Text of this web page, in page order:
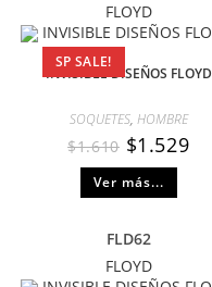
FLOYD
SP SALE!
INVISIBLE DISEÑOS FLOYD
SOQUETES, HOMBRE
$1.610 $1.529
Ver más...
FLD62
FLOYD